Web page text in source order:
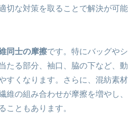
切な対策を取ることで解決が可能
同士の摩擦です。特にバッグやシ
たる部分、袖口、脇の下など、動
すくなります。さらに、混紡素材
維の組み合わせが摩擦を増やし、
こともあります。